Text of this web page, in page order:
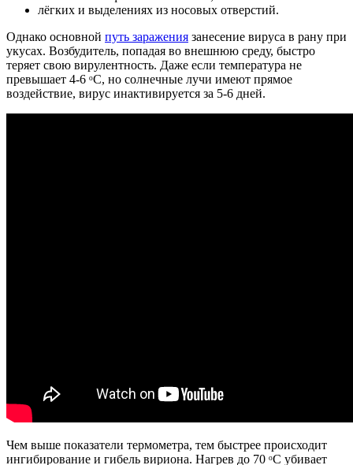
лёгких и выделениях из носовых отверстий.
Однако основной путь заражения занесение вируса в рану при
укусах. Возбудитель, попадая во внешнюю среду, быстро
теряет свою вирулентность. Даже если температура не
превышает 4-6 ᵒC, но солнечные лучи имеют прямое
воздействие, вирус инактивируется за 5-6 дней.
Чем выше показатели термометра, тем быстрее происходит
ингибирование и гибель вириона. Нагрев до 70 ᵒC убивает